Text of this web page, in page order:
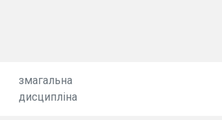
змагальна
дисципліна